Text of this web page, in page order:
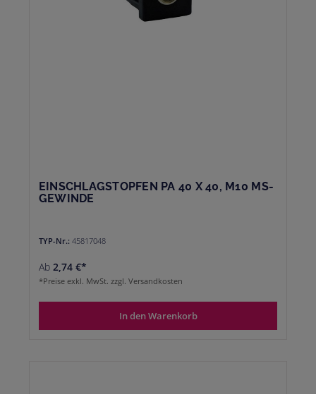
EINSCHLAGSTOPFEN PA 40 X 40, M10 MS-
GEWINDE
TYP-Nr.: 45817048
Ab 2,74 €*
*Preise exkl. MwSt. zzgl. Versandkosten
In den Warenkorb